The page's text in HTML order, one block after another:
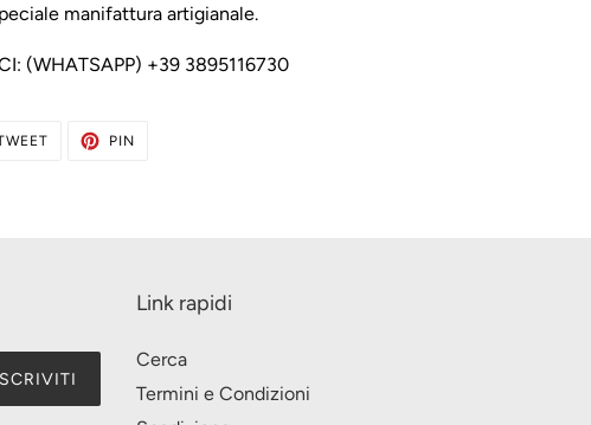
manifattura artigianale.
(WHATSAPP) +39 3895116730
TWITTA
PIN
Link rapidi
Cerca
Termini e Condizioni